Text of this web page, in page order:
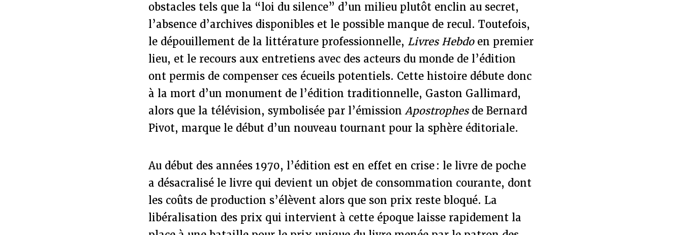
obstacles tels que la “loi du silence” d’un milieu plutôt enclin au secret,
l’absence d’archives disponibles et le possible manque de recul. Toutefois,
le dépouillement de la littérature professionnelle, Livres Hebdoen premier
lieu, et le recours aux entretiens avec des acteurs du monde de l’édition
ont permis de compenser ces écueils potentiels. Cette histoire débute donc
à la mort d’un monument de l’édition traditionnelle, Gaston Gallimard,
alors que la télévision, symbolisée par l’émissionApostrophesde Bernard
Pivot, marque le début d’un nouveau tournant pour la sphère éditoriale.
Au début des années 1970, l’édition est en effet en crise : le livre de poche
a désacralisé le livre qui devient un objet de consommation courante, dont
les coûts de production s’élèvent alors que son prix reste bloqué. La
libéralisation des prix qui intervient à cette époque laisse rapidement la